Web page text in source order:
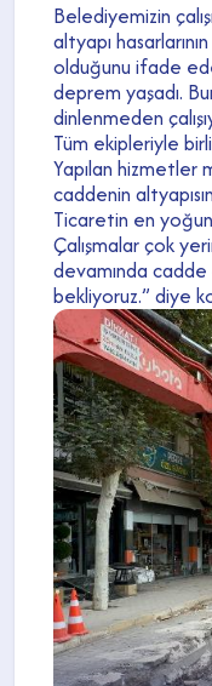
Belediyemizin
altyapı
olduğunu ifade
deprem yaşadı.
dinlenmeden
Tüm ekipleriyle
Yapılan hizmetler
caddenin
Ticaretin en
Çalışmalar çok
devamında cadde
bekliyoruz.” diye